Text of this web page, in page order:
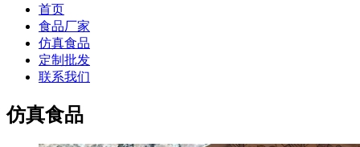
首页
食品厂家
仿真食品
定制批发
联系我们
仿真食品